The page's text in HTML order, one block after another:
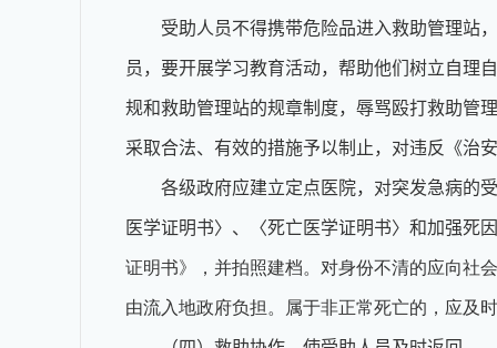
受助人员不得携带危险品进入救助管理站
员，要开展学习教育活动，帮助他们树立自理
规和救助管理站的规章制度，辱骂殴打救助管
采取合法、有效的措施予以制止，对违反《治
各级政府应建立定点医院，对突发急病的
医学证明书〉、〈死亡医学证明书〉和加强死
证明书》，并拍照建档。对身份不清的应向社
由流入地政府负担。属于非正常死亡的，应及